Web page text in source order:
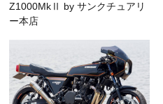
Z1000MkⅡ by サンクチュアリ
ー本店